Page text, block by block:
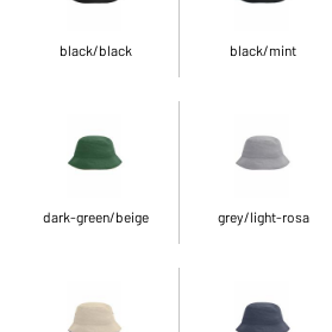
black/black black/mint
dark-green/beige grey/light-rosa